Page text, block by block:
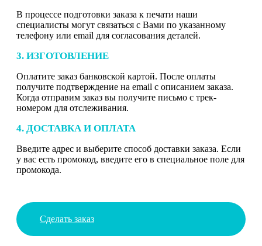
В процессе подготовки заказа к печати наши
специалисты могут связаться с Вами по указанному
телефону или email для согласования деталей.
3. ИЗГОТОВЛЕНИЕ
Оплатите заказ банковской картой. После оплаты
получите подтверждение на email с описанием заказа.
Когда отправим заказ вы получите письмо с трек-
номером для отслеживания.
4. ДОСТАВКА И ОПЛАТА
Введите адрес и выберите способ доставки заказа. Если
у вас есть промокод, введите его в специальное поле для
промокода.
Сделать заказ